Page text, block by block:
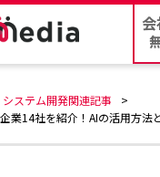
システム開発関連記事
業14社を紹介！AIの活用方法